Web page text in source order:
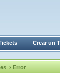
Crear un
› Error